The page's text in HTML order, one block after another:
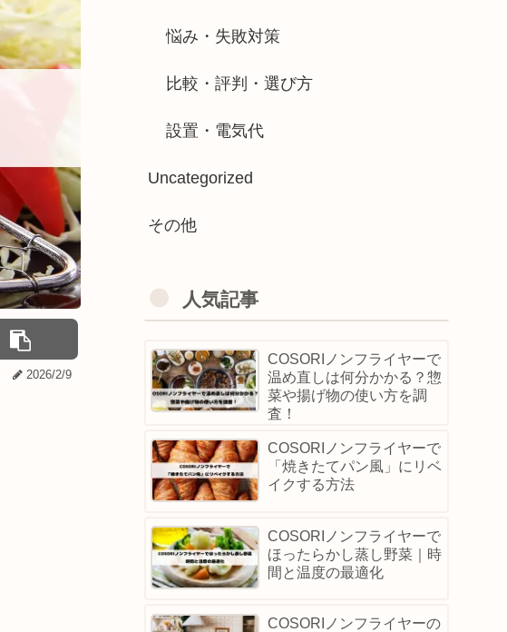
2026/2/9
悩み・失敗対策
比較・評判・選び方
設置・電気代
Uncategorized
その他
人気記事
COSORIノンフライヤーで
温め直しは何分かかる？惣
菜や揚げ物の使い方を調
査！
COSORIノンフライヤーで
「焼きたてパン風」にリベ
イクする方法
COSORIノンフライヤーで
ほったらかし蒸し野菜｜時
間と温度の最適化
COSORIノンフライヤーの